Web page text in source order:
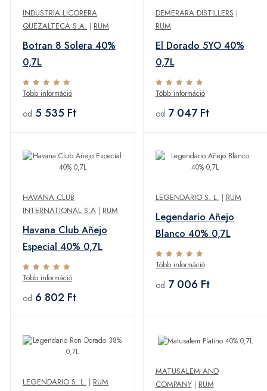
INDUSTRIA LICORERA
QUEZALTECA S.A. | RUM
Botran 8 Solera 40%
0,7L
Több információ
od 5 535 Ft
DEMERARA DISTILLERS |
RUM
El Dorado 5YO 40%
0,7L
Több információ
od 7 047 Ft
HAVANA CLUB
INTERNATIONAL S.A | RUM
Havana Club Añejo
Especial 40% 0,7L
Több információ
od 6 802 Ft
LEGENDARIO S. L. | RUM
Legendario Añejo
Blanco 40% 0,7L
Több információ
od 7 006 Ft
LEGENDARIO S. L. | RUM
MATUSALEM AND
COMPANY| RUM